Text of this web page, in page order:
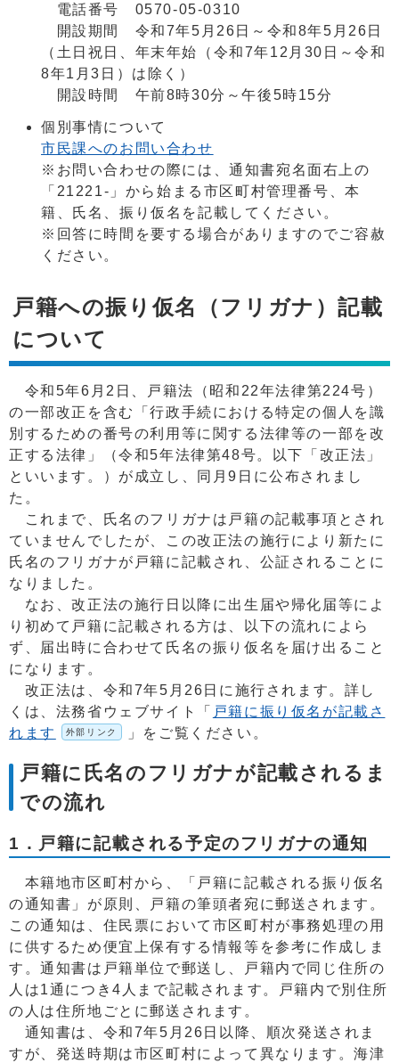
電話番号 0570-05-0310
開設期間 令和7年5月26日～令和8年5月26日
（土日祝日、年末年始（令和7年12月30日～令和
8年1月3日）は除く）
開設時間 午前8時30分～午後5時15分
個別事情について
市民課へのお問い合わせ
※お問い合わせの際には、通知書宛名面右上の
「21221-」から始まる市区町村管理番号、本
籍、氏名、振り仮名を記載してください。
※回答に時間を要する場合がありますのでご容赦
ください。
戸籍への振り仮名（フリガナ）記載
について
令和5年6月2日、戸籍法（昭和22年法律第224号）
の一部改正を含む「行政手続における特定の個人を識
別するための番号の利用等に関する法律等の一部を改
正する法律」（令和5年法律第48号。以下「改正法」
といいます。）が成立し、同月9日に公布されまし
た。
これまで、氏名のフリガナは戸籍の記載事項とされ
ていませんでしたが、この改正法の施行により新たに
氏名のフリガナが戸籍に記載され、公証されることに
なりました。
なお、改正法の施行日以降に出生届や帰化届等によ
り初めて戸籍に記載される方は、以下の流れによら
ず、届出時に合わせて氏名の振り仮名を届け出ること
になります。
改正法は、令和7年5月26日に施行されます。詳し
くは、法務省ウェブサイト「
戸籍に振り仮名が記載さ
れます
外部リンク 」をご覧ください。
戸籍に氏名のフリガナが記載されるま
での流れ
1．戸籍に記載される予定のフリガナの通知
本籍地市区町村から、「戸籍に記載される振り仮名
の通知書」が原則、戸籍の筆頭者宛に郵送されます。
この通知は、住民票において市区町村が事務処理の用
に供するため便宜上保有する情報等を参考に作成しま
す。通知書は戸籍単位で郵送し、戸籍内で同じ住所の
人は1通につき4人まで記載されます。戸籍内で別住所
の人は住所地ごとに郵送されます。
通知書は、令和7年5月26日以降、順次発送されま
すが、発送時期は市区町村によって異なります。海津